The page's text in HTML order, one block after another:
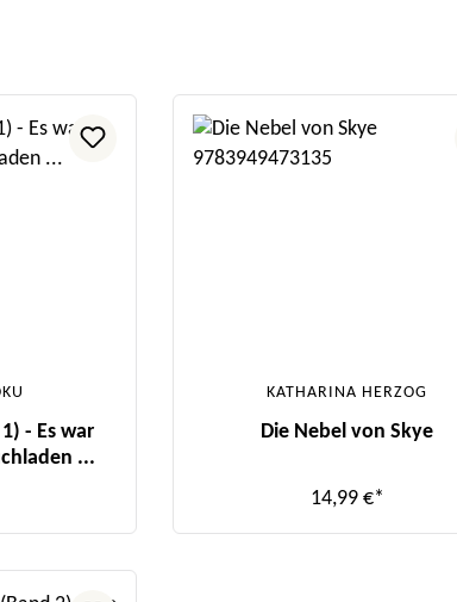
- Es war
...
KATHARINA HERZOG
Die Nebel von Skye
14,99 €*